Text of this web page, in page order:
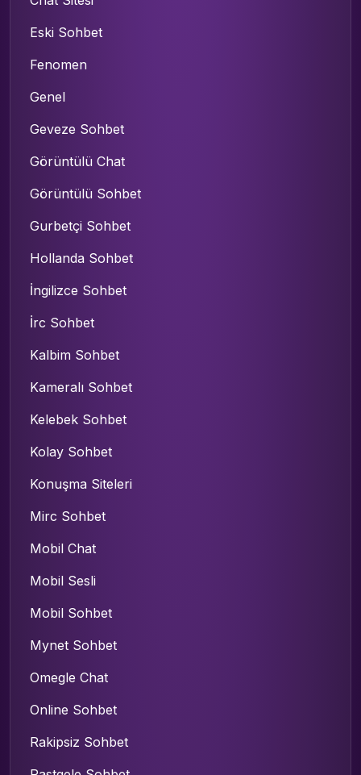
Eski Sohbet
Fenomen
Genel
Geveze Sohbet
Görüntülü Chat
Görüntülü Sohbet
Gurbetçi Sohbet
Hollanda Sohbet
İngilizce Sohbet
İrc Sohbet
Kalbim Sohbet
Kameralı Sohbet
Kelebek Sohbet
Kolay Sohbet
Konuşma Siteleri
Mirc Sohbet
Mobil Chat
Mobil Sesli
Mobil Sohbet
Mynet Sohbet
Omegle Chat
Online Sohbet
Rakipsiz Sohbet